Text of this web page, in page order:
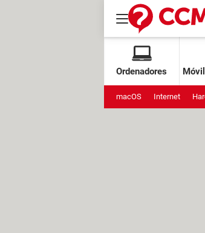
Ordenadores
macOS Internet